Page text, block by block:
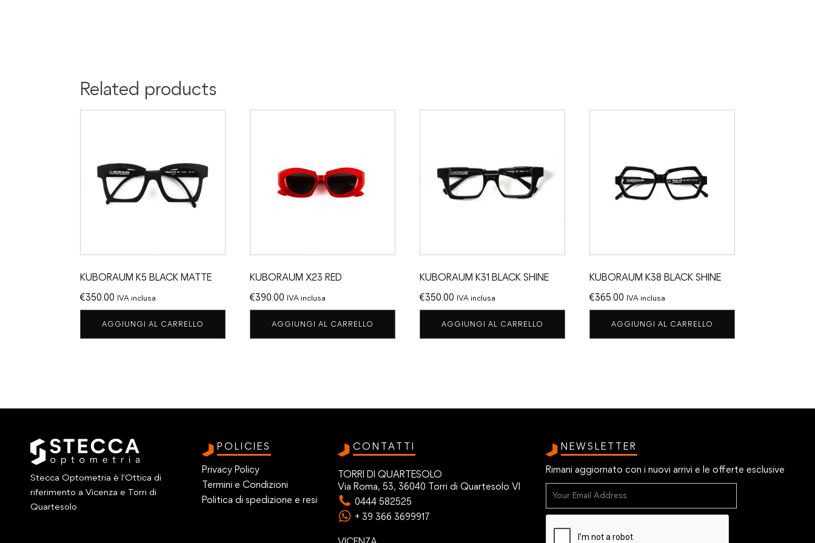
Related products
KUBORAUM K5 BLACK MATTE
€350.00 IVA inclusa
AGGIUNGI AL CARRELLO
KUBORAUM X23 RED
€390.00 IVA inclusa
AGGIUNGI AL CARRELLO
KUBORAUM K31 BLACK SHINE
€350.00 IVA inclusa
AGGIUNGI AL CARRELLO
KUBORAUM K38 BLACK SHINE
€365.00 IVA inclusa
AGGIUNGI AL CARRELLO
Stecca Optometria è l'Ottica di
riferimento a Vicenza e Torri di
Quartesolo
POLICIES
Privacy Policy
Termini e Condizioni
Politica di spedizione e resi
CONTATTI
TORRI DI QUARTESOLO
Via Roma, 53, 36040 Torri di Quartesolo VI
0444 582525
+ 39 366 3699917
NEWSLETTER
Rimani aggiornato con i nuovi arrivi e le offerte esclusive